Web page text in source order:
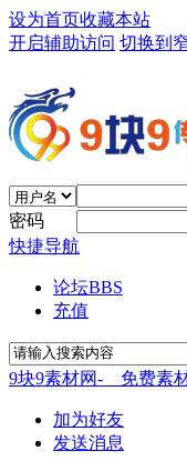
设为首页收藏本站
开启辅助访问 切换到
密码
快捷导航
论坛BBS
充值
9块9素材网-＿免费素
加为好友
发送消息